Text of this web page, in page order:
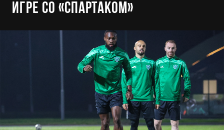
игре со «Спартаком»